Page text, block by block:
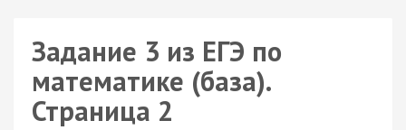
Задание 3 из ЕГЭ по
математике (база).
Страница 2